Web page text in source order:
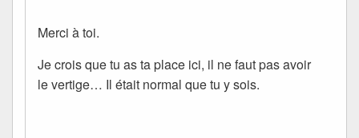
Merci à toi.
Je crois que tu as ta place ici, il ne faut pas avoir
le vertige… Il était normal que tu y sois.